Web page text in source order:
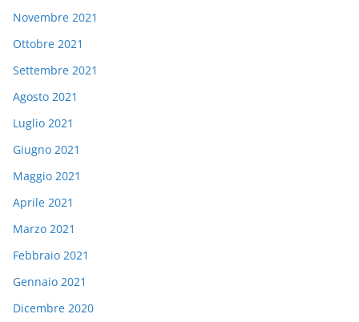
Novembre 2021
Ottobre 2021
Settembre 2021
Agosto 2021
Luglio 2021
Giugno 2021
Maggio 2021
Aprile 2021
Marzo 2021
Febbraio 2021
Gennaio 2021
Dicembre 2020